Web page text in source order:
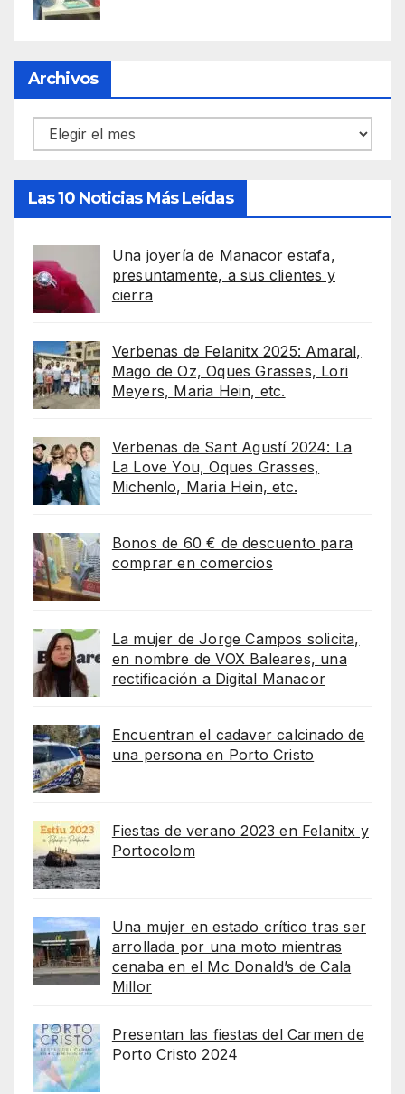
Archivos
Archivos
Las 10 Noticias Más Leídas
Una joyería de Manacor estafa,
presuntamente, a sus clientes y
cierra
Verbenas de Felanitx 2025: Amaral,
Mago de Oz, Oques Grasses, Lori
Meyers, Maria Hein, etc.
Verbenas de Sant Agustí 2024: La
La Love You, Oques Grasses,
Michenlo, Maria Hein, etc.
Bonos de 60 € de descuento para
comprar en comercios
La mujer de Jorge Campos solicita,
en nombre de VOX Baleares, una
rectificación a Digital Manacor
Encuentran el cadaver calcinado de
una persona en Porto Cristo
Fiestas de verano 2023 en Felanitx y
Portocolom
Una mujer en estado crítico tras ser
arrollada por una moto mientras
cenaba en el Mc Donald’s de Cala
Millor
Presentan las fiestas del Carmen de
Porto Cristo 2024